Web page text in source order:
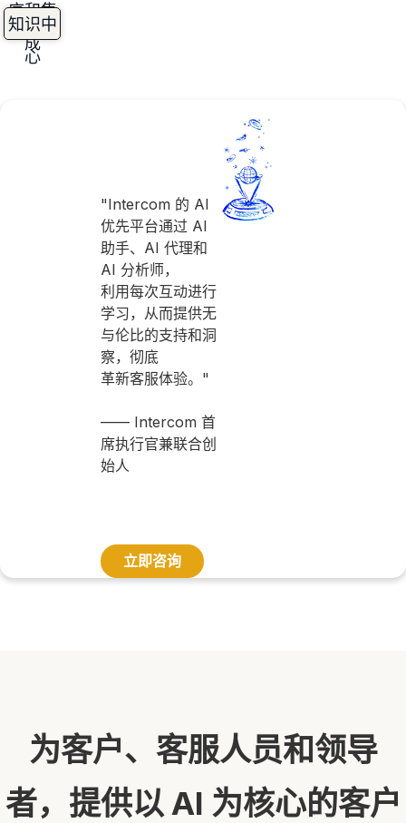
序和集
成
知识中
心
"Intercom 的 AI
优先平台通过 AI
助手、AI 代理和
AI 分析师，
利用每次互动进行
学习，从而提供无
与伦比的支持和洞
察，彻底
革新客服体验。"
—— Intercom 首
席执行官兼联合创
始人
立即咨询
为客户、客服人员和领导
者，提供以 AI 为核心的客户